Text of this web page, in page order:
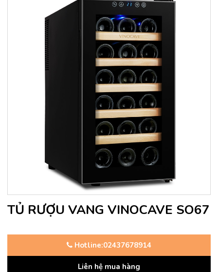
TỦ RƯỢU VANG VINOCAVE SO67
Hotline:02437678914
Liên hệ mua hàng